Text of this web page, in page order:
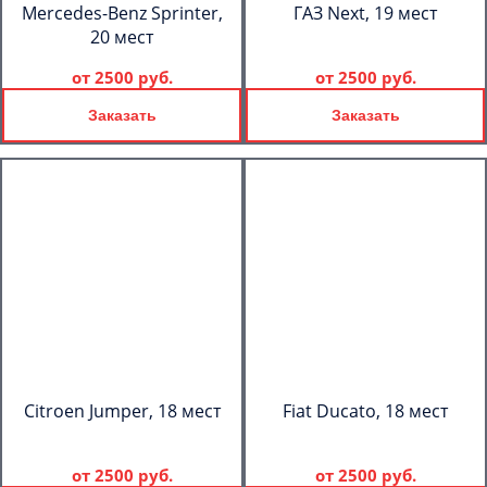
Mercedes-Benz Sprinter,
20 мест
от 2500 руб.
Заказать
ГАЗ Next, 19 мест
от 2500 руб.
Заказать
Citroen Jumper, 18 мест
от 2500 руб.
Fiat Ducato, 18 мест
от 2500 руб.